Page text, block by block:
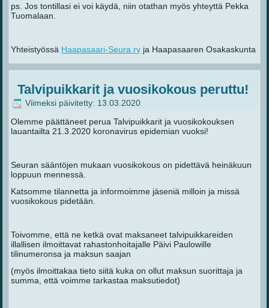
ps. Jos tontillasi ei voi käydä, niin otathan myös yhteyttä Pekka
Tuomalaan.
Yhteistyössä Haapasaari-Seura ry ja Haapasaaren Osakaskunta
Talvipuikkarit ja vuosikokous peruttu!
Viimeksi päivitetty: 13.03.2020
Olemme päättäneet perua Talvipuikkarit ja vuosikokouksen
lauantailta 21.3.2020 koronavirus epidemian vuoksi!
Seuran sääntöjen mukaan vuosikokous on pidettävä heinäkuun
loppuun mennessä.
Katsomme tilannetta ja informoimme jäseniä milloin ja missä
vuosikokous pidetään.
Toivomme, että ne ketkä ovat maksaneet talvipuikkareiden
illallisen ilmoittavat rahastonhoitajalle Päivi Paulowille
tilinumeronsa ja maksun saajan
(myös ilmoittakaa tieto siitä kuka on ollut maksun suorittaja ja
summa, että voimme tarkastaa maksutiedot)